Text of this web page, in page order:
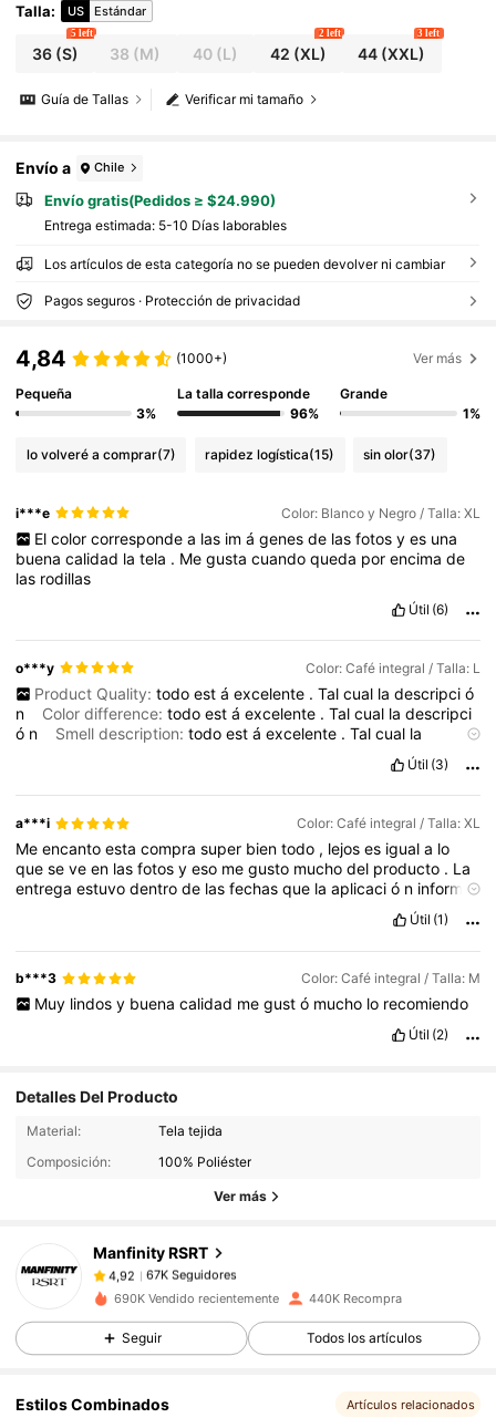
Talla: US Estándar
36(S)
5 left
38 (M) 40(L) 42 (XL)
2 left
44 (XXL)
3 left
Verificar mi tamaño
Guía de Tallas
Envío a Chile
Envío gratis(Pedidos ≥ $24.990)
Entrega estimada: 5-10 Días laborables
Los artículos de esta categoría no se pueden devolver ni cambiar
Pagos seguros · Protección de privacidad
4,84 (1000+) Ver más
Pequeña
3%
La talla corresponde
96%
Grande
1%
lo volveré a comprar(7) rapidez logística(15) sin olor(37)
i***e Color: Blanco y Negro / Talla: XL
El color corresponde a las im á genes de las fotos y es una
buenacalidad latela . Megustacuandoqueda porencimade
las rodillas
Útil (6)
o***y Color: Café integral / Talla: L
Product Quality: todo est á excelente . Tal cual la descripci ó
n
Color difference:todoestáexcelente .Talcual ladescripci
ó n Smell description:todoestáexcelente .Talcual la
descripci
Útil (3)
a***i Color: Café integral / Talla: XL
Meencantoestacomprasuper bientodo , lejoses iguala lo
queseveen lasfotosyeso megusto muchodel producto . La
entregaestuvodentrode lasfechasque laaplicació n informa
compra
compradoresdeshein.
Útil (1)
b***3 Color: Café integral / Talla: M
Muy lindos y buena calidad me gust ó mucho lo recomiendo
Útil (2)
Detalles Del Producto
Material:
Tela tejida
Composición:
100% Poliéster
Ver más
Manfinity RSRT
67K Seguidores
4,92
67K Seguidores
5***2pagóHace 1 día
4,92 67K Seguidores
4,92 67K Seguidores
690K Vendido recientemente 440K Recompra
Seguir Todos los artículos
Estilos Combinados Artículos relacionados